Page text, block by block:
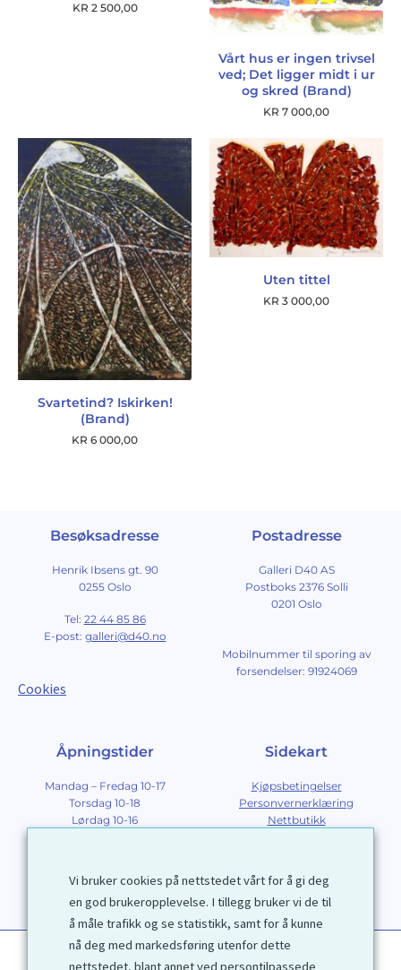
KR 2 500,00
Vårt hus er ingen trivsel
ved; Det ligger midt i ur
og skred (Brand)
KR 7 000,00
Svartetind? Iskirken!
(Brand)
KR 6 000,00
Uten tittel
KR 3 000,00
Besøksadresse
Henrik Ibsens gt. 90
0255 Oslo
Tel: 22 44 85 86
E-post: galleri@d40.no
Cookies
Postadresse
Galleri D40 AS
Postboks 2376 Solli
0201 Oslo
Mobilnummer til sporing av
forsendelser: 91924069
Åpningstider
Mandag – Fredag 10-17
Torsdag 10-18
Lørdag 10-16
Sidekart
Kjøpsbetingelser
Personvernerklæring
Nettbutikk
Kontakt
Vi bruker cookies på nettstedet vårt for å gi deg
en god brukeropplevelse. I tillegg bruker vi de til
å måle trafikk og se statistikk, samt for å kunne
nå deg med markedsføring utenfor dette
nettstedet, blant annet ved persontilpassede